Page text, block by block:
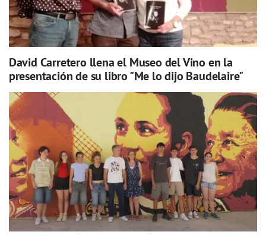
David Carretero llena el Museo del Vino en la
presentación de su libro "Me lo dijo Baudelaire"